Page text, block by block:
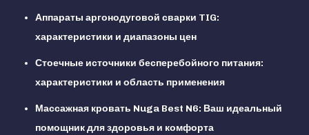
Аппараты аргонодуговой сварки TIG:
характеристики и диапазоны цен
Стоечные источники бесперебойного питания:
характеристики и область применения
Массажная кровать Nuga Best N6: Ваш идеальный
помощник для здоровья и комфорта